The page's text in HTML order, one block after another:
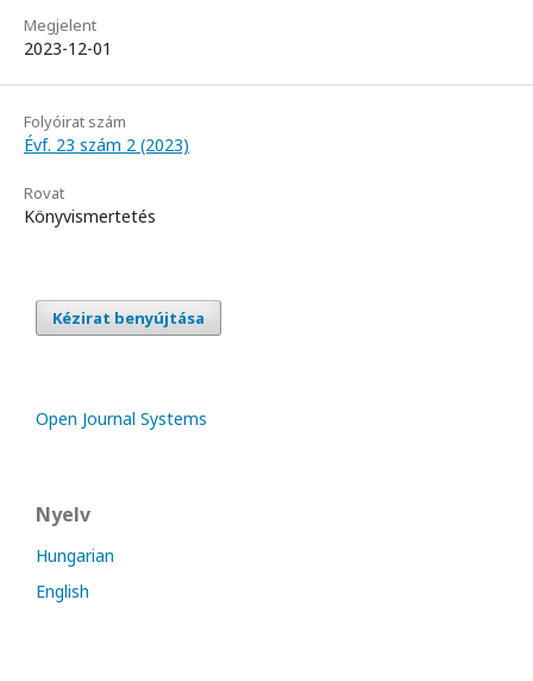
Megjelent
2023-12-01
Folyóirat szám
Évf. 23 szám 2 (2023)
Rovat
Könyvismertetés
Kézirat benyújtása
Open Journal Systems
Nyelv
Hungarian
English